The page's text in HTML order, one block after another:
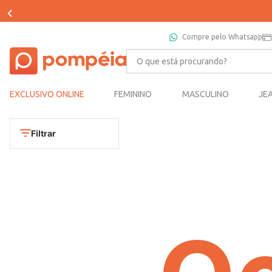
Compre pelo Whatsapp
O que está procurando?
EXCLUSIVO ONLINE FEMININO MASCULINO
Filtrar